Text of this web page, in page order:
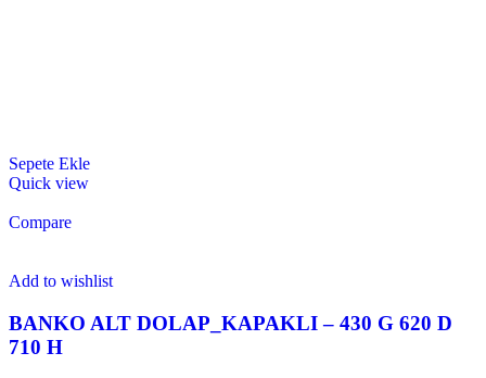
Sepete Ekle
Quick view
Compare
Add to wishlist
BANKO ALT DOLAP_KAPAKLI – 430 G 620 D
710 H